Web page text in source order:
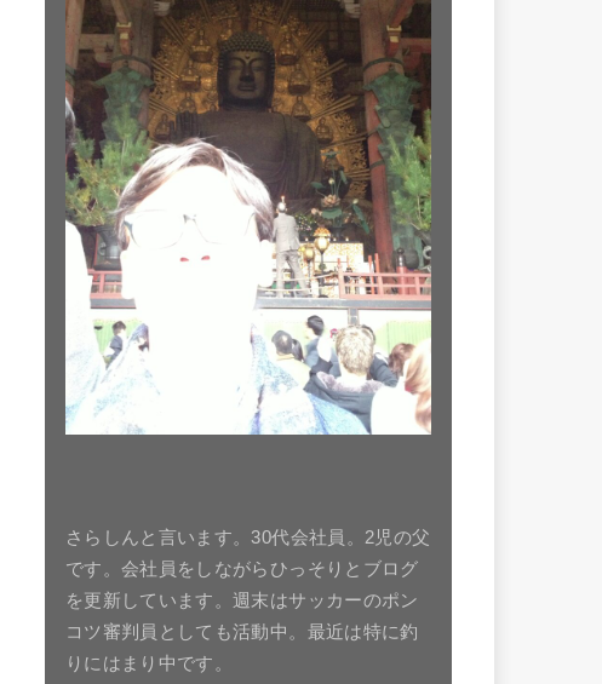
さらしんと言います。30代会社員。2児の父
です。会社員をしながらひっそりとブログ
を更新しています。週末はサッカーのポン
コツ審判員としても活動中。最近は特に釣
りにはまり中です。